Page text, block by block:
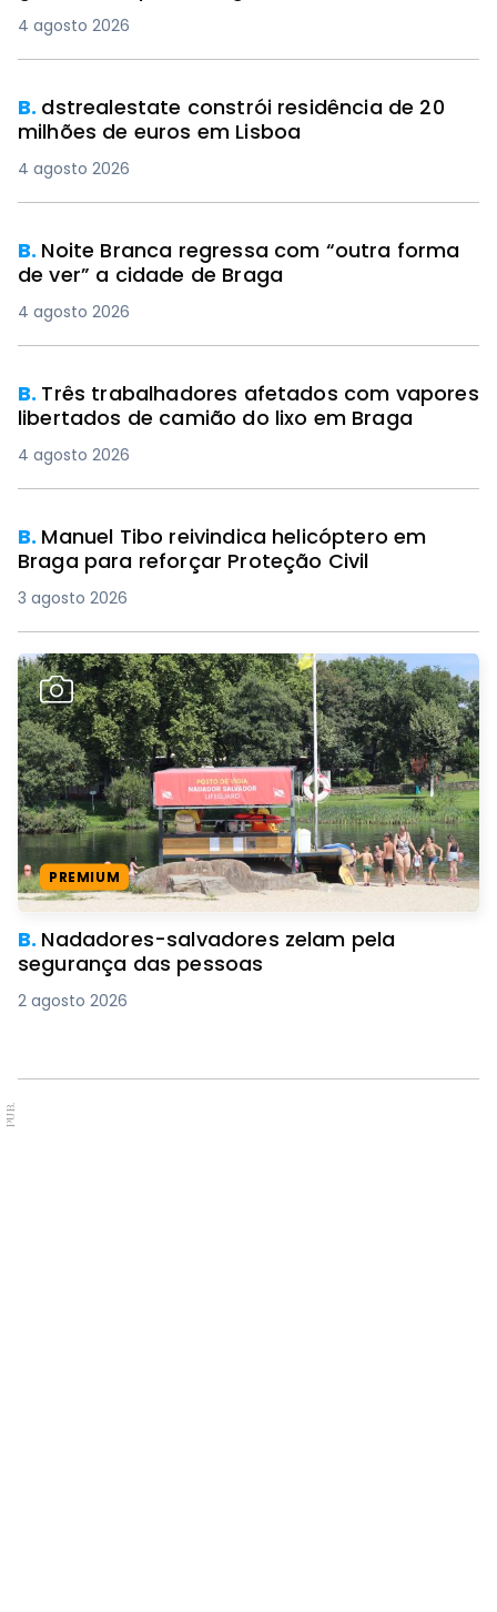
4 agosto 2026
B. dstrealestate constrói residência de 20
milhões de euros em Lisboa
4 agosto 2026
B. Noite Branca regressa com “outra forma
de ver” a cidade de Braga
4 agosto 2026
B. Três trabalhadores afetados com vapores
libertados de camião do lixo em Braga
4 agosto 2026
B. Manuel Tibo reivindica helicóptero em
Braga para reforçar Proteção Civil
3 agosto 2026
PREMIUM
B. Nadadores-salvadores zelam pela
segurança das pessoas
2 agosto 2026
PUB.